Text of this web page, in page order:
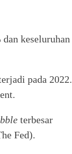
keseluruhan
pada 2022.
terbesar
Fed).